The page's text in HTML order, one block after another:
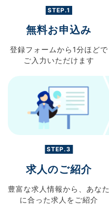
STEP.1
無料お申込み
登録フォームから 1分ほどで
ご入力 いただけます
STEP.3
求人のご紹介
豊富な求人情報から、 あなた
に合った求人を ご紹介